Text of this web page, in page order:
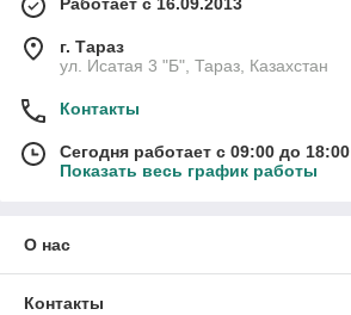
г. Тараз
ул. Исатая 3 "Б", Тараз, Казахстан
Контакты
Сегодня работает с 09:00 до 18:00
Показать весь график работы
О нас
Контакты